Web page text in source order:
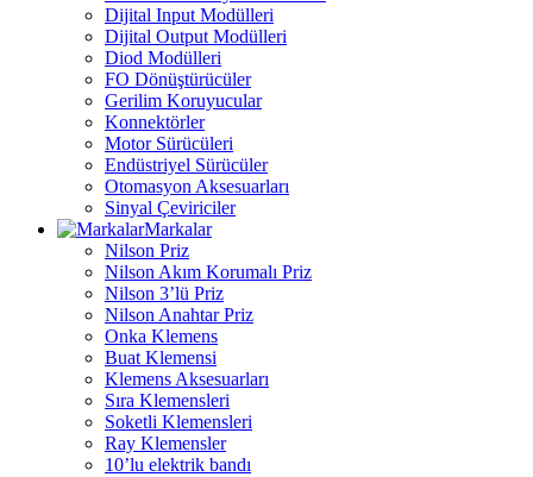
Dijital Input Modülleri
Dijital Output Modülleri
Diod Modülleri
FO Dönüştürücüler
Gerilim Koruyucular
Konnektörler
Motor Sürücüleri
Endüstriyel Sürücüler
Otomasyon Aksesuarları
Sinyal Çeviriciler
Markalar
Nilson Priz
Nilson Akım Korumalı Priz
Nilson 3’lü Priz
Nilson Anahtar Priz
Onka Klemens
Buat Klemensi
Klemens Aksesuarları
Sıra Klemensleri
Soketli Klemensleri
Ray Klemensler
10’lu elektrik bandı